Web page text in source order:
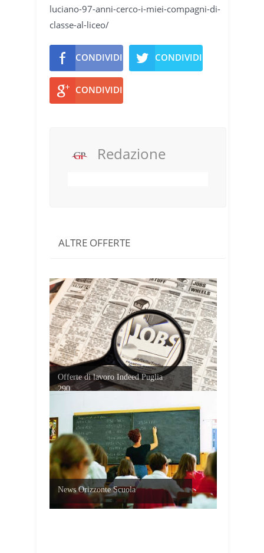
luciano-97-anni-cerco-i-miei-compagni-di-
classe-al-liceo/
CONDIVIDI CONDIVIDI
CONDIVIDI
Redazione
ALTRE OFFERTE
Offerte di lavoro Indeed Puglia
290...
News Orizzonte Scuola